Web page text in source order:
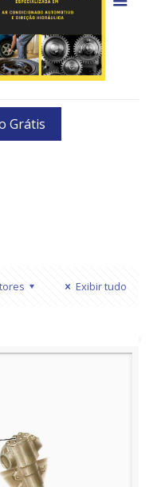
Grátis
Exibir tudo